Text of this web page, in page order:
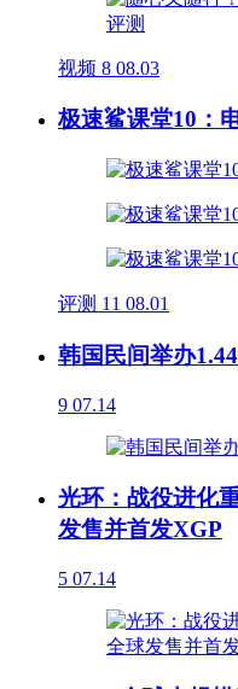
视频 8 08.03
极速鲨课堂10：
评测 11 08.01
韩国民间举办
9 07.14
光环：战役进化
发售并首发XGP
5 07.14